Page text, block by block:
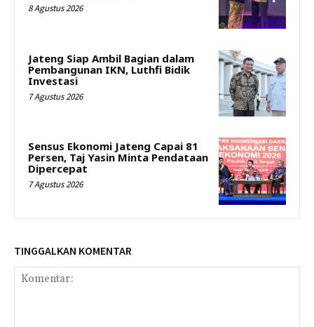
8 Agustus 2026
Jateng Siap Ambil Bagian dalam
Pembangunan IKN, Luthfi Bidik
Investasi
7 Agustus 2026
Sensus Ekonomi Jateng Capai 81
Persen, Taj Yasin Minta Pendataan
Dipercepat
7 Agustus 2026
TINGGALKAN KOMENTAR